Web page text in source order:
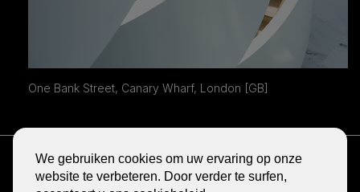
One Bank Street, Canary Wharf, London [GB]
BLOG ONTVANG DE NIEUWSBRIEF
We gebruiken cookies om uw ervaring op onze
website te verbeteren. Door verder te surfen,